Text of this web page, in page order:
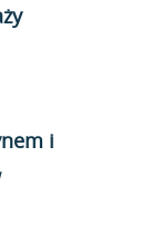
i